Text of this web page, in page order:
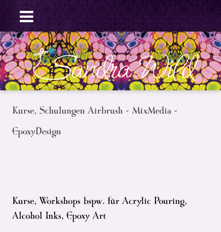
Kurse, Schulungen Airbrush - MixMedia -
EpoxyDesign
Kurse, Workshops bspw. für Acrylic Pouring,
Alcohol Inks, Epoxy Art